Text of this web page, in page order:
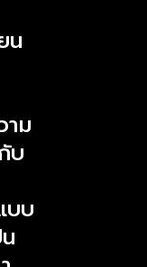
น
าม
บ
บบ